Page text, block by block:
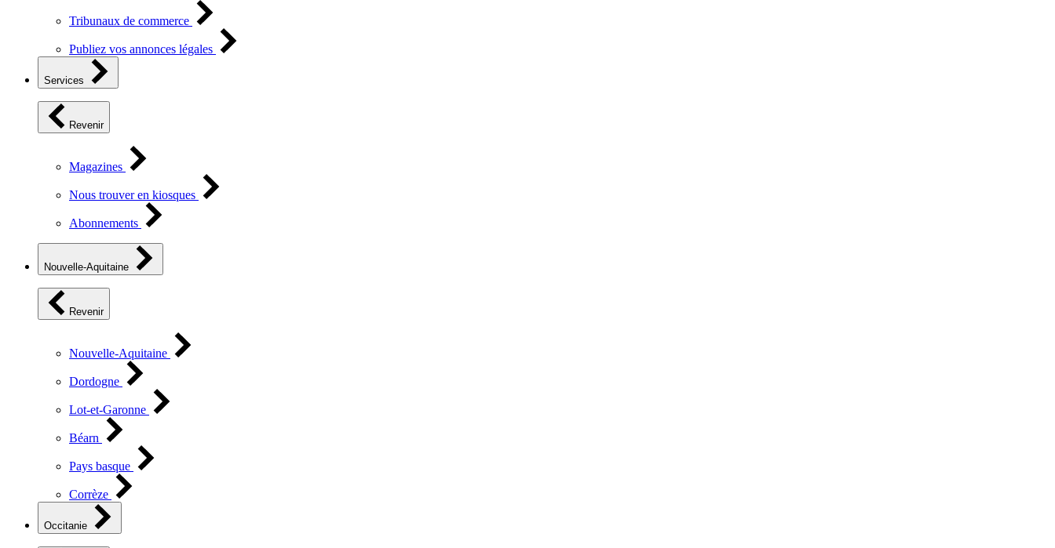
Tribunaux de commerce
Publiez vos annonces légales
Services
Revenir
Magazines
Nous trouver en kiosques
Abonnements
Nouvelle-Aquitaine
Revenir
Nouvelle-Aquitaine
Dordogne
Lot-et-Garonne
Béarn
Pays basque
Corrèze
Occitanie